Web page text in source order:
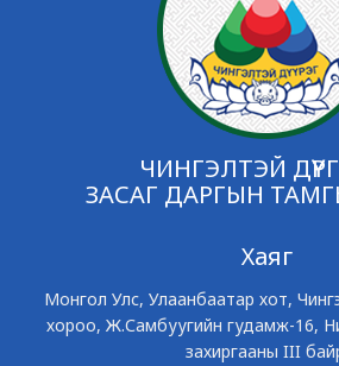
ЧИНГЭЛТЭЙ
ЗАСАГ ДАРГЫН
Хаяг
Монгол Улс, Улаанбаатар хот,
хороо, Ж.Самбуугийн гудамж-16,
захиргааны III